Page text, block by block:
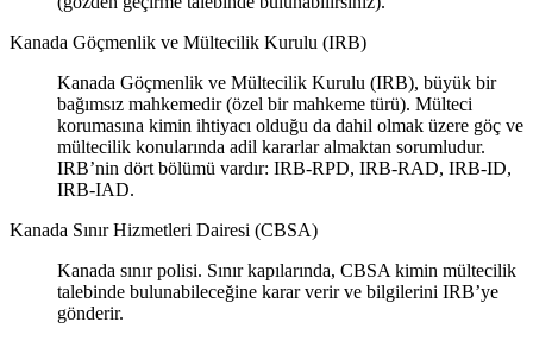
Kanada Göçmenlik ve Mültecilik Kurulu (IRB)
Kanada Göçmenlik ve Mültecilik Kurulu (IRB), büyük bir
bağımsız mahkemedir (özel bir mahkeme türü). Mülteci
korumasına kimin ihtiyacı olduğu da dahil olmak üzere göç ve
mültecilik konularında adil kararlar almaktan sorumludur.
IRB’nin dört bölümü vardır: IRB-RPD, IRB-RAD, IRB-ID,
IRB-IAD.
Kanada Sınır Hizmetleri Dairesi (CBSA)
Kanada sınır polisi. Sınır kapılarında, CBSA kimin mültecilik
talebinde bulunabileceğine karar verir ve bilgilerini IRB’ye
gönderir.